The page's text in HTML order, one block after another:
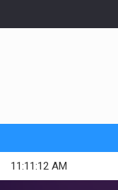
11:11:14 AM